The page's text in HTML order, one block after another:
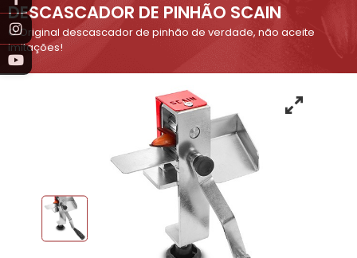
DESCASCADOR DE PINHÃO SCAIN
O Original descascador de pinhão de verdade, não aceite
imitações!